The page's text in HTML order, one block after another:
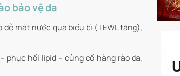
bảo vệ da
mất nước qua biểu bì (TEWL tăng),
phục hồi lipid – củng cố hàng rào da,